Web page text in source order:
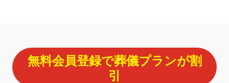
無料会員登録で葬儀プランが割
引